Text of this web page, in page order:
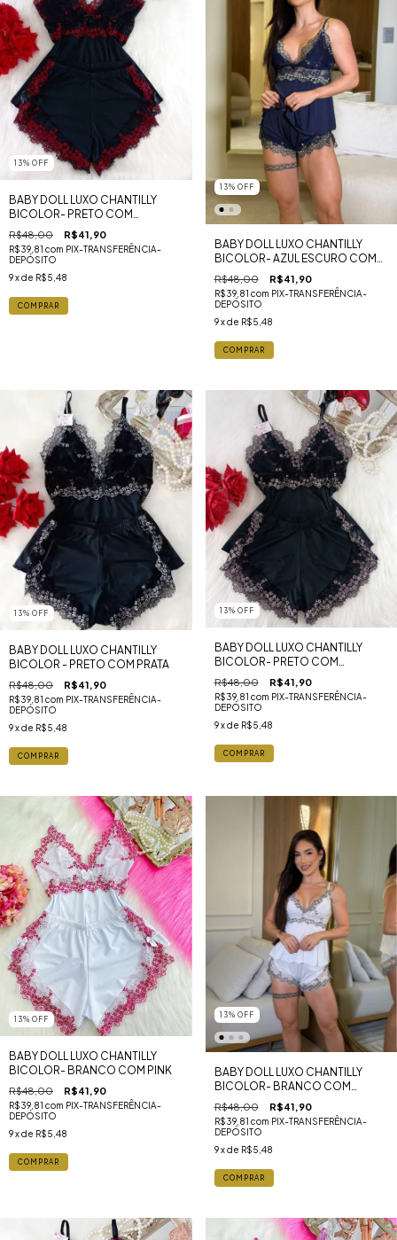
13% OFF
BABY DOLL LUXO CHANTILLY
BICOLOR- PRETO COM
VERMELHO
R$48,00 R$41,90
R$39,81 com PIX-TRANSFERÊNCIA-
DEPÓSITO
9x de R$5,48
COMPRAR
13% OFF
BABY DOLL LUXO CHANTILLY
BICOLOR- AZUL ESCURO COM
VERDE
R$48,00 R$41,90
R$39,81 com PIX-TRANSFERÊNCIA-
DEPÓSITO
9 x de R$5,48
COMPRAR
13% OFF
BABY DOLL LUXO CHANTILLY
BICOLOR - PRETO COM PRATA
R$48,00 R$41,90
R$39,81 com PIX-TRANSFERÊNCIA-
DEPÓSITO
9x de R$5,48
COMPRAR
13% OFF
BABY DOLL LUXO CHANTILLY
BICOLOR- PRETO COM
DOURADO
R$48,00 R$41,90
R$39,81 com PIX-TRANSFERÊNCIA-
DEPÓSITO
9 x de R$5,48
COMPRAR
13% OFF
BABY DOLL LUXO CHANTILLY
BICOLOR- BRANCO COM PINK
R$48,00 R$41,90
R$39,81 com PIX-TRANSFERÊNCIA-
DEPÓSITO
9x de R$5,48
COMPRAR
13% OFF
BABY DOLL LUXO CHANTILLY
BICOLOR- BRANCO COM
PRETO
R$48,00 R$41,90
R$39,81 com PIX-TRANSFERÊNCIA-
DEPÓSITO
9 x de R$5,48
COMPRAR